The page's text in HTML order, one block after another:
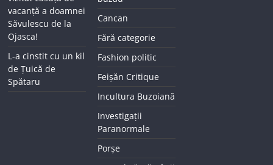
vacanță a doamnei
Săvulescu de la
Ojasca!
L-a cinstit cu un kil
de Țuică de
Spătaru
Cancan
Fără categorie
Fashion politic
Feișăn Critique
Incultura Buzoiană
Investigații
Paranormale
Porșe